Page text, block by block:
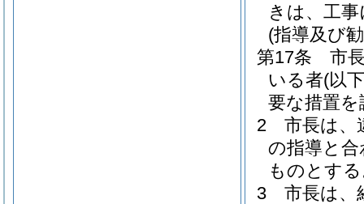
きは、工
(指導及び
第17条
市
いる者(以
要な措置
2
市長は、
の指導と
ものとす
3
市長は、